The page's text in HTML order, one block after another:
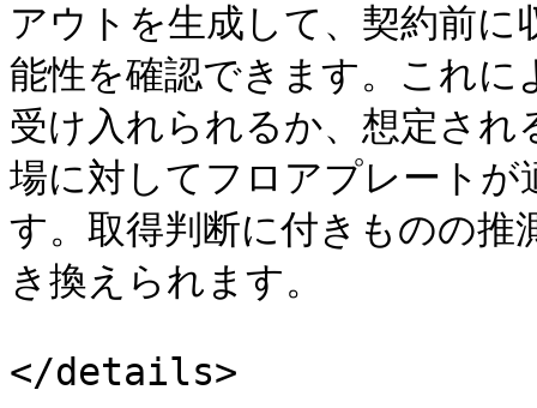
アウトを生成して、契約前に
能性を確認できます。これ
受け入れられるか、想定さ
場に対してフロアプレート
す。取得判断に付きものの推
き換えられます。